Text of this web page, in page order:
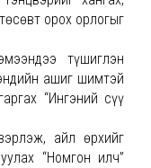
орох орлогыг
түшиглэн
ашиг шимтэй
“Ингэний сүү
айл өрхийг
“Номгон илч”